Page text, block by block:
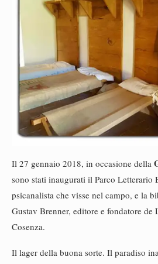
Il 27 gennaio 2018, in occasione della
sono stati inaugurati il Parco Letterario
psicanalista che visse nel campo, e la
Gustav Brenner, editore e fondatore de
Cosenza.
Il lager della buona sorte. Il paradiso